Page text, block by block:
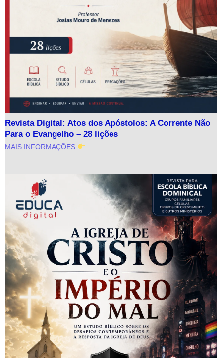
Revista Digital: Atos dos Apóstolos: A Corrente Não
Para o Evangelho – 28 lições
MAIS INFORMAÇÕES